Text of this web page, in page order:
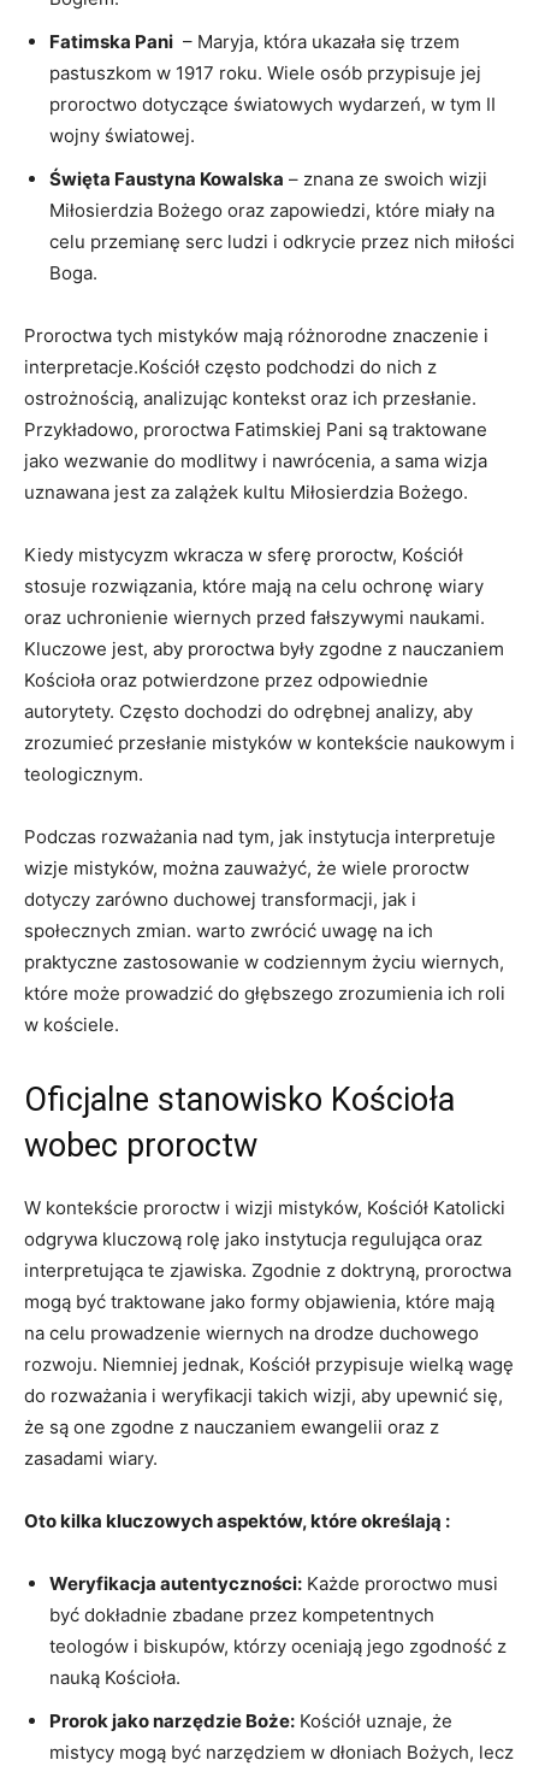
Fatimska Pani ​ – ‌Maryja, która ‍ukazała się trzem
pastuszkom w 1917 roku. Wiele osób przypisuje jej
proroctwo​ dotyczące światowych wydarzeń, w tym II
wojny⁣ światowej.
Święta ‌Faustyna Kowalska – znana ze swoich wizji⁢
Miłosierdzia Bożego⁤ oraz ​zapowiedzi,‌ które miały na⁤
celu przemianę serc ‌ludzi i odkrycie przez nich miłości
Boga.
Proroctwa tych mistyków‍ mają różnorodne znaczenie i
interpretacje.Kościół często⁢ podchodzi do nich z
ostrożnością,​ analizując kontekst oraz ich‍ przesłanie.
Przykładowo, proroctwa⁤ Fatimskiej Pani są traktowane
jako wezwanie do modlitwy i nawrócenia, a sama wizja
uznawana jest za zalążek kultu Miłosierdzia Bożego.
Kiedy mistycyzm wkracza w sferę proroctw, Kościół
stosuje ‍rozwiązania, ⁤które mają na celu ochronę wiary
oraz uchronienie​ wiernych przed fałszywymi ​naukami.
Kluczowe‍ jest, aby ‍proroctwa ​były zgodne z nauczaniem
Kościoła oraz potwierdzone ​przez odpowiednie
autorytety. Często dochodzi do odrębnej ‍analizy, aby
zrozumieć ⁣przesłanie mistyków w kontekście naukowym i
teologicznym.
Podczas rozważania nad tym, jak ‍instytucja​ interpretuje
wizje mistyków, można zauważyć, że​ wiele proroctw
dotyczy zarówno duchowej transformacji, jak i
⁢społecznych ​zmian. warto zwrócić uwagę na ich
praktyczne zastosowanie⁤ w⁣ codziennym ‌życiu wiernych,
które ​może prowadzić do głębszego zrozumienia ich‌ roli
w kościele.
Oficjalne stanowisko Kościoła
wobec proroctw
W kontekście proroctw i wizji mistyków, Kościół Katolicki
odgrywa kluczową rolę jako instytucja regulująca oraz⁤
interpretująca te zjawiska. Zgodnie z doktryną, ‍proroctwa⁣
mogą być traktowane jako formy‍ objawienia, które mają
na celu prowadzenie wiernych na drodze duchowego
rozwoju. Niemniej ⁤jednak, ⁤Kościół⁢ przypisuje wielką wagę
do rozważania i weryfikacji takich wizji, ‍aby⁣ upewnić się,
‍że są one zgodne z nauczaniem ewangelii oraz z
zasadami wiary.
Oto kilka kluczowych‌ aspektów, które ‍określają :
Weryfikacja autentyczności: Każde proroctwo musi
być ​dokładnie zbadane przez kompetentnych
teologów i biskupów, którzy oceniają jego zgodność z
nauką Kościoła.
Prorok jako narzędzie Boże: Kościół uznaje, że
mistycy mogą być narzędziem w dłoniach Bożych, lecz